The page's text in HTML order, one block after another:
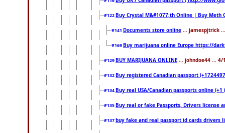
#122Buy Crystal M&#1077;th Online | Buy Meth
#141 Documents store online ... jamespjtrick
#169Buy marijuana online Europe https://
#129BUY MARIJUANA ONLINE ... johndoe44 ... 4/
#132Buy registered Canadian passport
#134Buy real USA/Canadian passports online
#135Buy real or fake Passports, Drivers license
#137buy fake and real passport id cards drivers